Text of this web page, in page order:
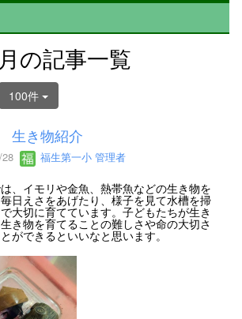
の記事一覧
100件
生き物紹介
福生第一小 管理者
、イモリや金魚、熱帯魚などの生き物を
日えさをあげたり、様子を見て水槽を掃
大切に育てています。子どもたちが生き
き物を育てることの難しさや命の大切さ
ができるといいなと思います。